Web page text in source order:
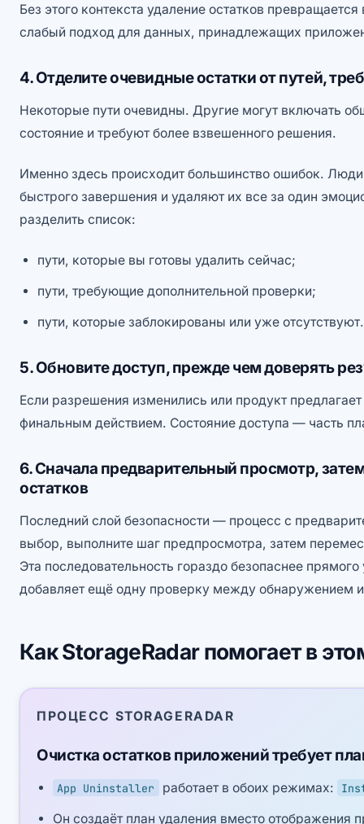
Без этого контекста удаление остатков
слабый подход для данных, принадлежащих
4. Отделите очевидные остатки от путей,
Некоторые пути очевидны. Другие могут включать
состояние и требуют более взвешенного решения.
Именно здесь происходит большинство ошибок.
быстрого завершения и удаляют их все за один
разделить список:
пути, которые вы готовы удалить сейчас;
пути, требующие дополнительной проверки;
пути, которые заблокированы или уже отсутствуют.
5. Обновите доступ, прежде чем доверять
Если разрешения изменились или продукт предлагает
финальным действием. Состояние доступа — часть
6. Сначала предварительный просмотр,
остатков
Последний слой безопасности — процесс с
выбор, выполните шаг предпросмотра, затем
Эта последовательность гораздо безопаснее
добавляет ещё одну проверку между обнаружением
Как StorageRadar помогает в
ПРОЦЕСС STORAGERADAR
Очистка остатков приложений требует
App Uninstaller работает в обоих режимах:
Он создаёт план удаления вместо отображения